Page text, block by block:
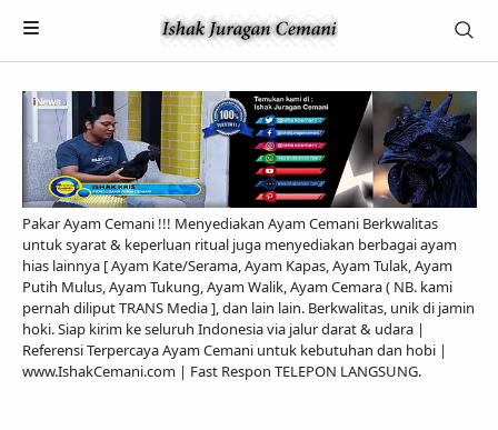
Payment
Pakar Ayam Cemani !!! Menyediakan Ayam Cemani Berkwalitas
untuk syarat & keperluan ritual juga menyediakan berbagai ayam
hias lainnya [ Ayam Kate/Serama, Ayam Kapas, Ayam Tulak, Ayam
Putih Mulus, Ayam Tukung, Ayam Walik, Ayam Cemara ( NB. kami
pernah diliput TRANS Media ], dan lain lain. Berkwalitas, unik di jamin
hoki. Siap kirim ke seluruh Indonesia via jalur darat & udara |
Referensi Terpercaya Ayam Cemani untuk kebutuhan dan hobi |
www.IshakCemani.com | Fast Respon TELEPON LANGSUNG.